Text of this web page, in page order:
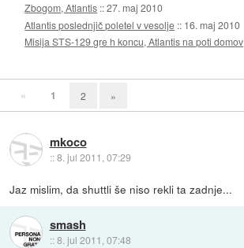
Zbogom, Atlantis ::27. maj 2010
Atlantis poslednjič poletel v vesolje :: 16. maj 2010
Misija STS-129 gre h koncu, Atlantis na poti domov
« 1 2 »
mkoco
::8. jul 2011, 07:29
Jaz mislim, da shuttli še niso rekli ta zadnje...
smash
::8. jul 2011, 07:48